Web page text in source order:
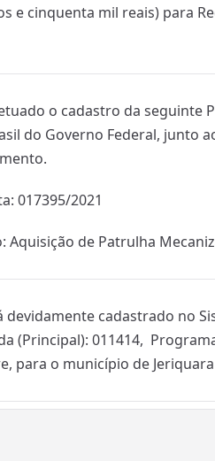
e cinquenta mil reais) para
o cadastro da seguinte
do Governo Federal, junto
017395/2021
Aquisição de Patrulha
devidamente cadastrado no
(Principal): 011414,
para o município de Jeriquara